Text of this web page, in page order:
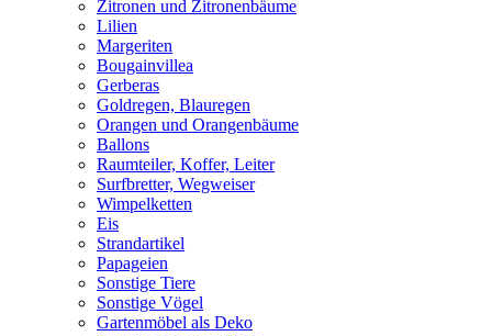
Zitronen und Zitronenbäume
Lilien
Margeriten
Bougainvillea
Gerberas
Goldregen, Blauregen
Orangen und Orangenbäume
Ballons
Raumteiler, Koffer, Leiter
Surfbretter, Wegweiser
Wimpelketten
Eis
Strandartikel
Papageien
Sonstige Tiere
Sonstige Vögel
Gartenmöbel als Deko